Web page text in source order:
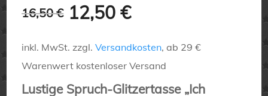
16,50€ Ursprünglicher
Preis
war:
12,50€Aktueller
Preis
ist:
inkl. MwSt. zzgl.Versandkosten, ab 29 €
Warenwert kostenloser Versand
Lustige Spruch-Glitzertasse „Ich